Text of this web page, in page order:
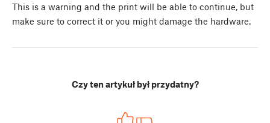
This is a warning and the print will be able to continue, but
make sure to correct it or you might damage the hardware.
Czy ten artykuł był przydatny?